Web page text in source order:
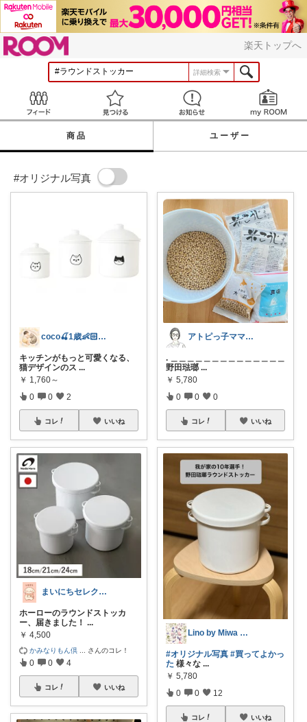
楽天トップへ
詳細検索
見つける お知らせ
商品 ユーザー
#オリジナル写真
coco🍒1歳👶🏻5歳🐈
キッチンがもっと可愛くなる、
猫デザインのス ...
￥ 1,760～
0 0 2
コレ いいね
まいにちセレクトdays
ホーローのラウンドストッカ
ー、届きました！ ...
￥ 4,500
かみなりもん倶 さんのコレ！
0 0 4
コレ いいね
アトピっ子ママの購入品🧐購入品のみ投稿
. ＿＿＿＿＿＿＿＿＿＿＿＿＿＿
野田琺瑯 ...
￥ 5,780
0 0 0
コレ いいね
Lino by Miwa 𓍯整う暮らし
#オリジナル写真 #買ってよかっ
た 様々な ...
￥ 5,780
0 0 12
コレ いいね